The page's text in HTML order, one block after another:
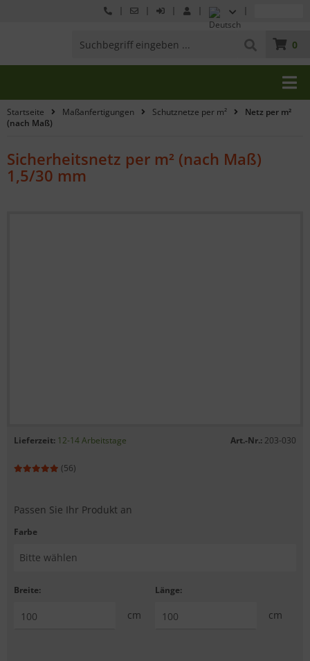
0
Startseite Maßanfertigungen Schutznetze per m²
Netz per m²
(nach Maß)
Sicherheitsnetz per m² (nach Maß)
1,5/30 mm
Lieferzeit: 12-14 Arbeitstage Art.-Nr.: 203-030
(56)
Passen Sie Ihr Produkt an
Farbe
Breite:
cm
Länge:
cm